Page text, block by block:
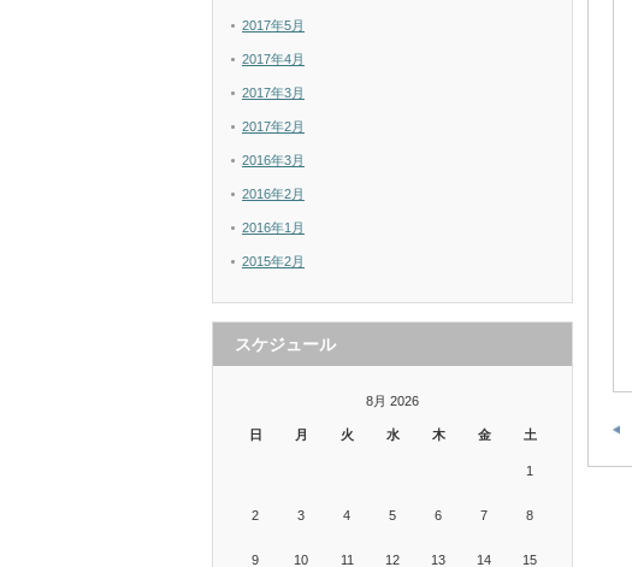
2017年5月
2017年4月
2017年3月
2017年2月
2016年3月
2016年2月
2016年1月
2015年2月
スケジュール
8月 2026
日 月 火 水 木 金 土
1
2 3 4 5 6 7 8
9 10 11 12 13 14 15